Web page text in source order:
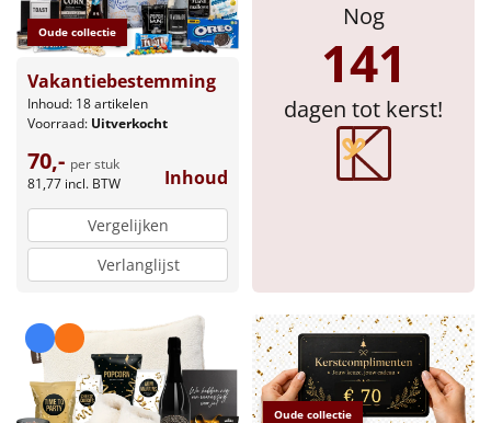
Oude collectie
Vakantiebestemming
Inhoud: 18 artikelen
Voorraad: Uitverkocht
70,- per stuk
81,77 incl. BTW Inhoud
Vergelijken
Verlanglijst
Nog
141
dagen tot kerst!
Oude collectie